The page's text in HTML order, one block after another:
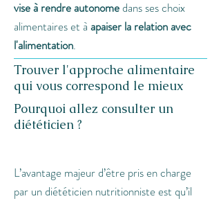
vise à rendre autonomedans ses choix
alimentaires et à apaiser la relation avec
l'alimentation.
Trouver l'approche alimentaire
qui vous correspond le mieux
Pourquoi allez consulter un
diététicien ?
L’avantage majeur d’être pris en charge
par un diététicien nutritionniste est qu’il